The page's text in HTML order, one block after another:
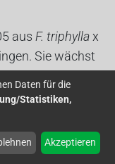
aus F. triphyllax
Sie wächst
in dichten
Standorte.
rötlich. Ich
25 Jahre und
Als ältere
Daten für die
Statistiken,
Akzeptieren